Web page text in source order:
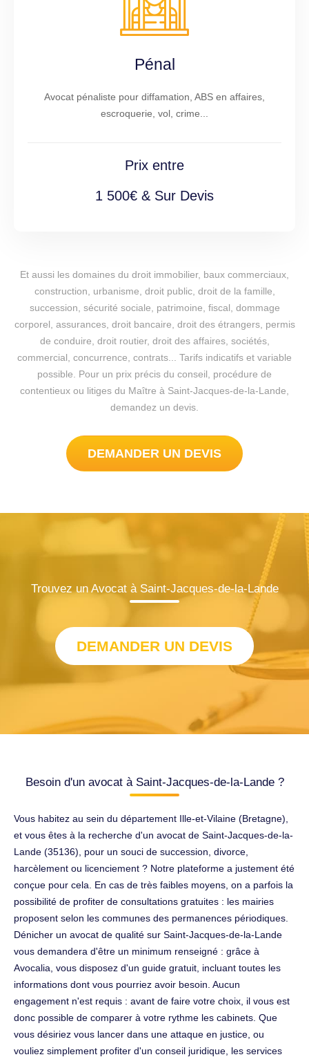
Pénal
Avocat pénaliste pour diffamation, ABS en affaires,
escroquerie, vol, crime...
Prix entre
1 500€ & Sur Devis
Et aussi les domaines du droit immobilier, baux commerciaux,
construction, urbanisme, droit public, droit de la famille,
succession, sécurité sociale, patrimoine, fiscal, dommage
corporel, assurances, droit bancaire, droit des étrangers, permis
de conduire, droit routier, droit des affaires, sociétés,
commercial, concurrence, contrats... Tarifs indicatifs et variable
possible. Pour un prix précis du conseil, procédure de
contentieux ou litiges du Maître à Saint-Jacques-de-la-Lande,
demandez un devis.
DEMANDER UN DEVIS
Trouvez un Avocat à Saint-Jacques-de-la-Lande
DEMANDER UN DEVIS
Besoin d'un avocat à Saint-Jacques-de-la-Lande ?
Vous habitez au sein du département Ille-et-Vilaine (Bretagne),
et vous êtes à la recherche d'un avocat de Saint-Jacques-de-la-
Lande (35136), pour un souci de succession, divorce,
harcèlement ou licenciement ? Notre plateforme a justement été
conçue pour cela. En cas de très faibles moyens, on a parfois la
possibilité de profiter de consultations gratuites : les mairies
proposent selon les communes des permanences périodiques.
Dénicher un avocat de qualité sur Saint-Jacques-de-la-Lande
vous demandera d'être un minimum renseigné : grâce à
Avocalia, vous disposez d'un guide gratuit, incluant toutes les
informations dont vous pourriez avoir besoin. Aucun
engagement n'est requis : avant de faire votre choix, il vous est
donc possible de comparer à votre rythme les cabinets. Que
vous désiriez vous lancer dans une attaque en justice, ou
vouliez simplement profiter d'un conseil juridique, les services